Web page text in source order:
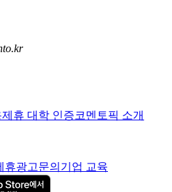
제휴 대학 인증코멘토픽 소개
휴광고문의 기업 교육